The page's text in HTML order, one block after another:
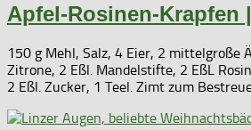
Apfel-Rosinen-Krapfen
150 g Mehl, Salz, 4 Eier, 2 mittelgroße
Zitrone, 2 Eßl. Mandelstifte, 2 EßL
2 Eßl. Zucker, 1 Teel. Zimt zum